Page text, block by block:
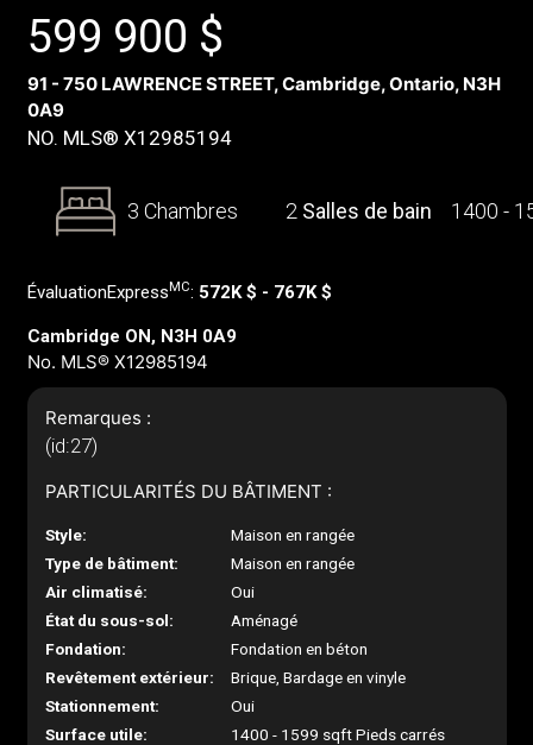
599 900 $
91 - 750 LAWRENCE STREET, Cambridge, Ontario, N3H
0A9
NO. MLS® X12985194
3 Chambres 2 Salles de bain 1400 -
ÉvaluationExpress MC: 572K $ - 767K $
Cambridge ON, N3H 0A9
No. MLS® X12985194
Remarques :
(id:27)
PARTICULARITÉS DU BÂTIMENT :
Style:
Maison en rangée
Type de bâtiment:
Maison en rangée
Air climatisé:
Oui
État du sous-sol:
Aménagé
Fondation:
Fondation en béton
Revêtement extérieur:
Brique, Bardage en vinyle
Stationnement:
Oui
Surface utile:
1400 - 1599 sqft Pieds carrés